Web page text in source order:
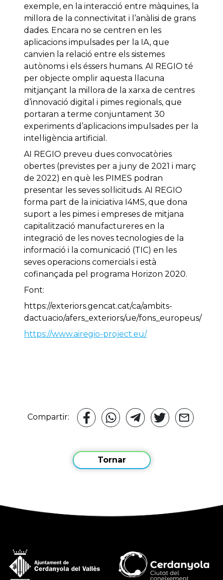
exemple, en la interacció entre màquines, la
millora de la connectivitat i l’anàlisi de grans
dades. Encara no se centren en les
aplicacions impulsades per la IA, que
canvien la relació entre els sistemes
autònoms i els éssers humans. AI REGIO té
per objecte omplir aquesta llacuna
mitjançant la millora de la xarxa de centres
d’innovació digital i pimes regionals, que
portaran a terme conjuntament 30
experiments d’aplicacions impulsades per la
intel·ligència artificial.
AI REGIO preveu dues convocatòries
obertes (previstes per a juny de 2021 i març
de 2022) en què les PIMES podran
presentar les seves sol·licituds. AI REGIO
forma part de la iniciativa I4MS, que dona
suport a les pimes i empreses de mitjana
capitalització manufactureres en la
integració de les noves tecnologies de la
informació i la comunicació (TIC) en les
seves operacions comercials i està
cofinançada pel programa Horizon 2020.
Font:
https://exteriors.gencat.cat/ca/ambits-
dactuacio/afers_exteriors/ue/fons_europeus/
https://www.airegio-project.eu/
Compartir:
Tornar